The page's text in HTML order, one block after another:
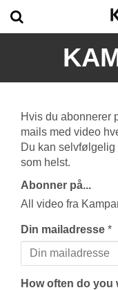
Hvis du abonnerer
mails med video
Du kan
som helst.
Abonner på...
All video fra
Din mailadresse *
How often do you